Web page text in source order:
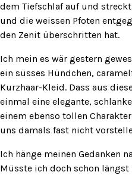
dem Tiefschlaf auf und
und die weissen Pfoten
den Zenit überschritten hat.
Ich mein es wär gestern
ein süsses Hündchen,
Kurzhaar-Kleid. Dass aus
einmal eine elegante,
einem ebenso tollen
uns damals fast nicht
Ich hänge meinen Gedanken
Müsste ich doch schon